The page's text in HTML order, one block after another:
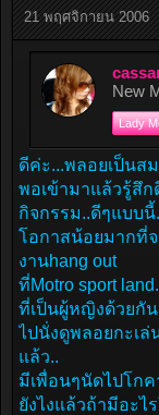
21 พฤศจิกายน 2006
New
Lady
ดีค่ะ...พลอยเป็นส
พอเข้ามาแล้วรู้สึก
กิจกรรม..ดีๆแบบนี้
โอกาสน้อยมากที่
งานhang out
ที่Motro sport
ที่เป็นผู้หญิงด้วยกัน
ไปนั่งดูพลอยกะเล่
แล้ว..
มีเพื่อนๆนัดไปโก
ยังไงแล้วถ้ามีอะไ